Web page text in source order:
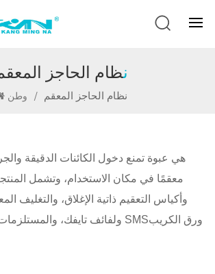
نظام الحاجز
/ نظام الحاجز المعقم
هي عبوة تمنع دخول الكائنات الدقيقة
معقمًا في مكان الاستخدام، وتشمل
وأكياس التعقيم ذاتية الإغلاق، والتغليف
ولفائف تايفك، نسيج طبي SMSورق الكريب